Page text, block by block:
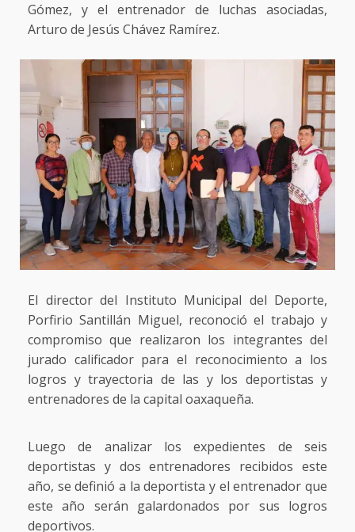
Gómez, y el entrenador de luchas asociadas,
Arturo de Jesús Chávez Ramírez.
El director del Instituto Municipal del Deporte,
Porfirio Santillán Miguel, reconoció el trabajo y
compromiso que realizaron los integrantes del
jurado calificador para el reconocimiento a los
logros y trayectoria de las y los deportistas y
entrenadores de la capital oaxaqueña.
Luego de analizar los expedientes de seis
deportistas y dos entrenadores recibidos este
año, se definió a la deportista y el entrenador que
este año serán galardonados por sus logros
deportivos.